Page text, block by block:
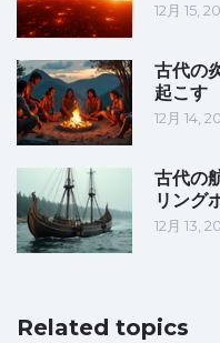
12月 15,
古代の
起こす
12月 14,
古代の
リング
12月 13,
Related topics